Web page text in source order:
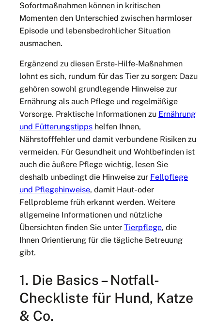
Sofortmaßnahmen können in kritischen
Momenten den Unterschied zwischen harmloser
Episode und lebensbedrohlicher Situation
ausmachen.
Ergänzend zu diesen Erste-Hilfe-Maßnahmen
lohnt es sich, rundum für das Tier zu sorgen: Dazu
gehören sowohl grundlegende Hinweise zur
Ernährung als auch Pflege und regelmäßige
Vorsorge. Praktische Informationen zu Ernährung
und Fütterungstipps helfen Ihnen,
Nährstofffehler und damit verbundene Risiken zu
vermeiden. Für Gesundheit und Wohlbefinden ist
auch die äußere Pflege wichtig, lesen Sie
deshalb unbedingt die Hinweise zur Fellpflege
und Pflegehinweise, damit Haut- oder
Fellprobleme früh erkannt werden. Weitere
allgemeine Informationen und nützliche
Übersichten finden Sie unter Tierpflege, die
Ihnen Orientierung für die tägliche Betreuung
gibt.
1. Die Basics – Notfall-
Checkliste für Hund, Katze
& Co.